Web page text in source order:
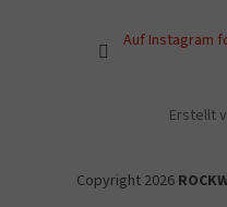
Auf Instagram
Erstellt
Copyright 2026